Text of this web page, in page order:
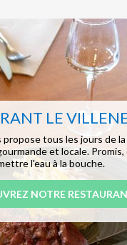
LE
tous les jours de
et locale. Promis,
l'eau à la bouche.
NOTRE